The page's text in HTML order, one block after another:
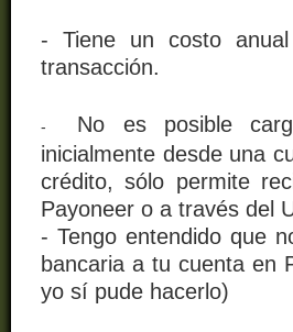
- Tiene un costo
transacción.
- No es posible
inicialmente desde una
crédito, sólo permite
Payoneer o a través del
- Tengo entendido que
bancaria a tu cuenta en
yo sí pude hacerlo)